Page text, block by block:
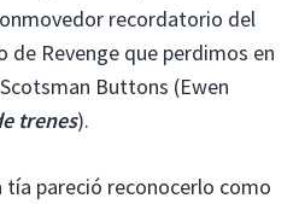
recordatorio del
Revenge que perdimos en
Buttons (Ewen
trenes).
tía pareció reconocerlo como